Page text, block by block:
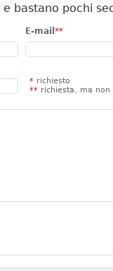
e bastano pochi
E-mail **
* richiesto
** richiesta, ma non